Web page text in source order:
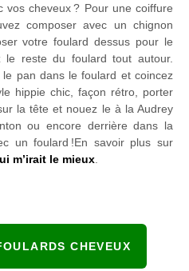
cheveux ? Pour une coiffure
composer avec un chignon
votre foulard dessus pour le
le reste du foulard tout autour.
le pan dans le foulard et coincez
hippie chic, façon rétro, porter
la tête et nouez le à la Audrey
ou encore derrière dans la
un foulard !En savoir plus sur
m’irait le mieux.
CHEVEUX